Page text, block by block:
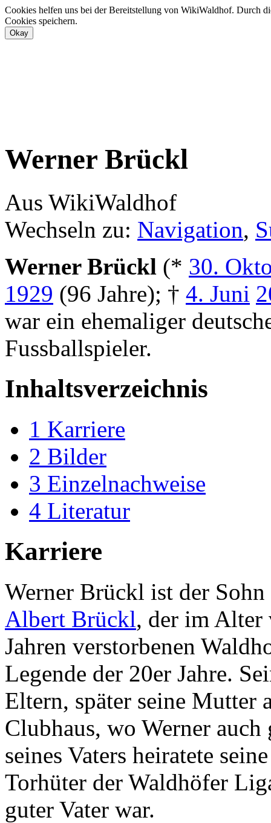
Cookies helfen uns bei der Bereitstellung von WikiWaldhof. Durch
Cookies speichern.
Werner Brückl
Aus WikiWaldhof
Wechseln zu: Navigation,
Werner Brückl (* 30.
1929 (96 Jahre); † 4. Juni
war ein ehemaliger
Fussballspieler.
Inhaltsverzeichnis
1 Karriere
2 Bilder
3 Einzelnachweise
4 Literatur
Karriere
Werner Brückl ist der
Albert Brückl, der im Alter
Jahren verstorbenen
Legende der 20er Jahre.
Eltern, später seine Mutter
Clubhaus, wo Werner
seines Vaters heiratete
Torhüter der Waldhöfer
guter Vater war.